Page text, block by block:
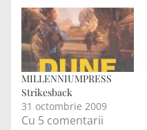
MILLENNIUMPRESS
Strikesback
31 octombrie 2009
Cu 5 comentarii